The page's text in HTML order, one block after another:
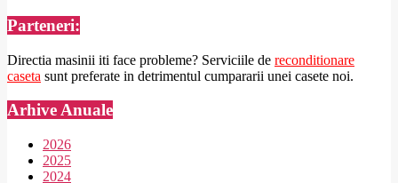
Parteneri:
Directia masinii iti face probleme? Serviciile de reconditionare
caseta sunt preferate in detrimentul cumpararii unei casete noi.
Arhive Anuale
2026
2025
2024